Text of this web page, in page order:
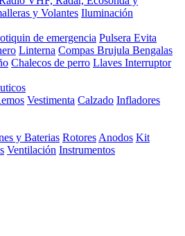
y Volantes Iluminación
de emergencia Pulsera Evita
Linterna Compas Brujula Bengalas
Chalecos de perro Llaves Interruptor
Vestimenta Calzado Infladores
y Baterias Rotores Anodos Kit
Ventilación Instrumentos